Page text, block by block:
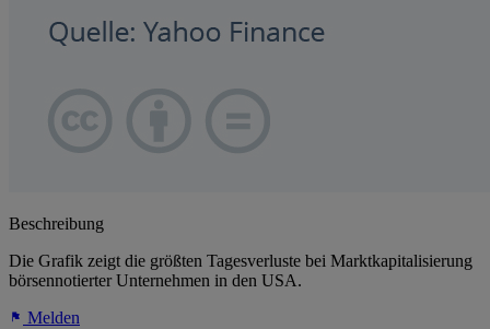
Beschreibung
Die Grafik zeigt die größten Tagesverluste bei Marktkapitalisierung
börsennotierter Unternehmen in den USA.
Melden